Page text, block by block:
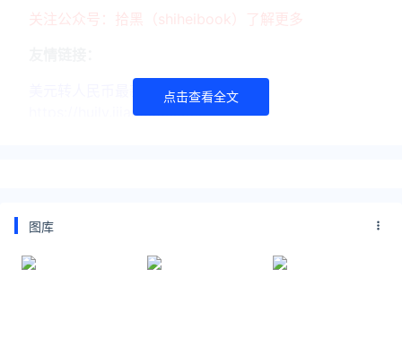
关注公众号：拾黑（shiheibook）了解更多
美元转人民币最新汇率查询：
https://huilv.ijiandao.com/
(黄金网 )及本页链接。
原文链接
点击查看全文
图库